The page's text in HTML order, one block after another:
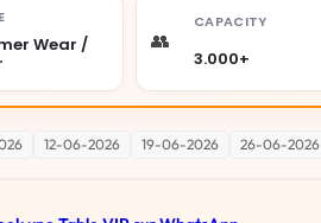
Wear /
👥
CAPACITY
3.000+
12-06-2026 19-06-2026 26-06-2026